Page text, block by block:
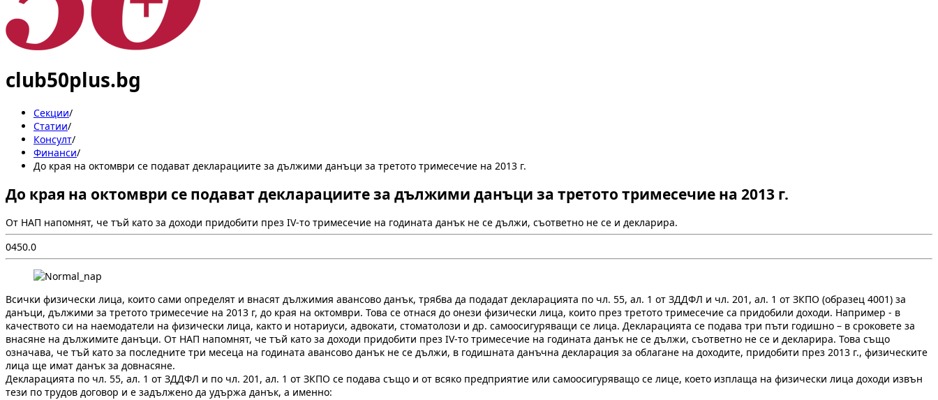
club50plus.bg
Секции/
Статии/
Консулт/
Финанси/
До края на октомври се подават декларациите за дължими данъци за третото тримесечие на 2013 г.
До края на октомври се подават декларациите за дължими данъци за третото тримесечие на 2013 г.
От НАП напомнят, че тъй като за доходи придобити през ІV-то тримесечие на годината данък не се дължи, съответно не се и декларира.
0450.0
Всички физически лица, които сами определят и внасят дължимия авансово данък, трябва да подадат декларацията по чл. 55, ал. 1 от ЗДДФЛ и чл. 201, ал. 1 от ЗКПО (образец 4001) за
данъци, дължими за третото тримесечие на 2013 г, до края на октомври. Това се отнася до онези физически лица, които през третото тримесечие са придобили доходи. Например - в
качеството си на наемодатели на физически лица, както и нотариуси, адвокати, стоматолози и др. самоосигуряващи се лица. Декларацията се подава три пъти годишно – в сроковете за
внасяне на дължимите данъци. От НАП напомнят, че тъй като за доходи придобити през ІV-то тримесечие на годината данък не се дължи, съответно не се и декларира. Това също
означава, че тъй като за последните три месеца на годината авансово данък не се дължи, в годишната данъчна декларация за облагане на доходите, придобити през 2013 г., физическите
лица ще имат данък за довнасяне.
Декларацията по чл. 55, ал. 1 от ЗДДФЛ и по чл. 201, ал. 1 от ЗКПО се подава също и от всяко предприятие или самоосигуряващо се лице, което изплаща на физически лица доходи извън
тези по трудов договор и е задължено да удържа данък, а именно: